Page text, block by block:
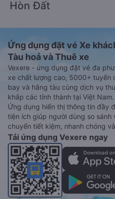
Hòn Đất
Ứng dụng đặt vé Xe
Tàu hoả và Thuê xe
Vexere - ứng dụng đặt vé đa
xe chất lượng cao, 5000+ tuyến
bay và hãng tàu cùng dịch vụ
khắp các tỉnh thành tại Việt Nam.
Ứng dụng hiển thị thông tin đầy
tiện ích giúp người dùng so
chuyển tiết kiệm, nhanh chóng
Tải ứng dụng Vexere ngay